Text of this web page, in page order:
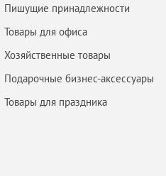
Пишущие принадлежности
Товары для офиса
Хозяйственные товары
Подарочные бизнес-аксессуары
Товары для праздника